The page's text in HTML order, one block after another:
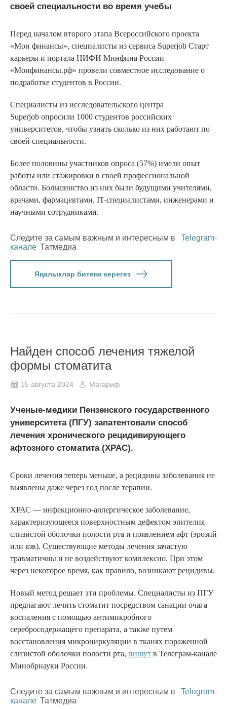
своей специальности во время учебы
Перед началом второго этапа Всероссийского проекта
«Мои финансы», специалисты из сервиса Superjob Старт
карьеры и портала НИФИ Минфина России
«Моифинансы.рф» провели совместное исследование о
подработке студентов в России.
Специалисты из исследовательского центра
Superjob опросили 1000 студентов российских
университетов, чтобы узнать сколько из них работают по
своей специальности.
Более половины участников опроса (57%) имели опыт
работы или стажировки в своей профессиональной
области. Большинство из них были будущими учителями,
врачами, фармацевтами, IT-специалистами, инженерами и
научными сотрудниками.
Следите за самым важным и интересным в
Telegram-
канале Татмедиа
Яңалыклар битенә керегез
Найден способ лечения тяжелой
формы стоматита
15 августа 2024 Магариф
Ученые-медики Пензенского государственного
университета (ПГУ) запатентовали способ
лечения хронического рецидивирующего
афтозного стоматита (ХРАС).
Сроки лечения теперь меньше, а рецидивы заболевания не
выявлены даже через год после терапии.
ХРАС — инфекционно-аллергическое заболевание,
характеризующееся поверхностным дефектом эпителия
слизистой оболочки полости рта и появлением афт (эрозий
или язв). Существующие методы лечения зачастую
травматичны и не воздействуют комплексно. При этом
через некоторое время, как правило, возникают рецидивы.
Новый метод решает эти проблемы. Специалисты из ПГУ
предлагают лечить стоматит посредством санации очага
воспаления с помощью антимикробного
серебросодержащего препарата, а также путем
восстановления микроциркуляции в тканях пораженной
слизистой оболочки полости рта, пишут в Телеграм-канале
Минобрнауки России.
Следите за самым важным и интересным в
Telegram-
канале Татмедиа